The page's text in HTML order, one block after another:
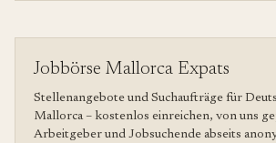
Jobbörse Mallorca Expats
Stellenangebote und Suchaufträge für
Mallorca – kostenlos einreichen, von uns
Arbeitgeber und Jobsuchende abseits